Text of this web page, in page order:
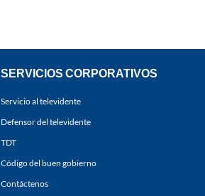
SERVICIOS CORPORATIVOS
Servicio al televidente
Defensor del televidente
TDT
Código del buen gobierno
Contáctenos